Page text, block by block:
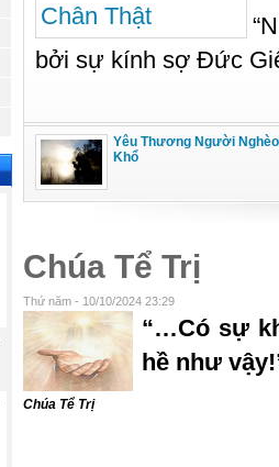
bởi sự kính sợ Đức
Yêu Thương Người Nghèo
Khổ
Chúa Tể Trị
Thứ năm - 10/10/2024 23:29
Chúa Tể Trị
“…Có sự
hề như